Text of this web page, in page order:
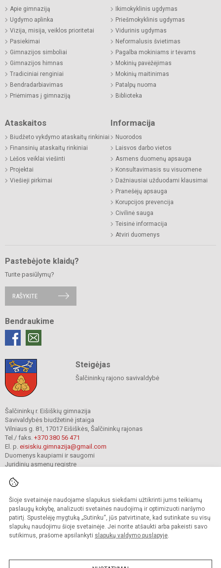
Šioje svetainėje naudojame slapukus siekdami užtikrinti jums teikiamų
paslaugų kokybę, analizuoti svetainės naudojimą ir optimizuoti naršymo
patirtį. Spustelėję mygtuką „Sutinku“, jūs patvirtinate, kad sutinkate su visų
slapukų naudojimu šioje svetainėje. Jei norite atšaukti arba pakeisti savo
sutikimus, prašome apsilankyti slapukų valdymo puslapyje.
Apie gimnaziją
Ugdymo aplinka
Vizija, misija, veiklos prioritetai
Pasiekimai
Gimnazijos simboliai
Gimnazijos himnas
Tradiciniai renginiai
Bendradarbiavimas
Priėmimas į gimnaziją
Ikimokyklinis ugdymas
Priešmokyklinis ugdymas
Vidurinis ugdymas
Neformalusis švietimas
Pagalba mokiniams ir tėvams
Mokinių pavėžėjimas
Mokinių maitinimas
Patalpų nuoma
Biblioteka
Ataskaitos
Biudžeto vykdymo ataskaitų rinkiniai
Finansinių ataskaitų rinkiniai
Lėšos veiklai viešinti
Projektai
Viešieji pirkimai
Informacija
Nuorodos
Laisvos darbo vietos
Asmens duomenų apsauga
Konsultavimasis su visuomene
Dažniausiai užduodami klausimai
Pranešėjų apsauga
Korupcijos prevencija
Civilinė sauga
Teisinė informacija
Atviri duomenys
Pastebėjote klaidų?
Turite pasiūlymų?
RAŠYKITE
Bendraukime
Steigėjas
Šalčininkų rajono savivaldybė
Šalčininkų r. Eišiškių gimnazija
Savivaldybės biudžetinė įstaiga
Vilniaus g. 81, 17017 Eišiškės, Šalčininkų rajonas
Tel./ faks. +370 380 56 471
El. p. eisiskiu.gimnazija@gmail.com
Duomenys kaupiami ir saugomi
Juridinių asmenų registre
© 2024. Šalčininkų r. Eišiškių gimnazija. Visos teisės saugomos.
Kopijuoti turinį be raštiško įstaigos administracijos sutikimo griežtai draudžiama.
Prieinamumo paraiška Slapukų valdymas